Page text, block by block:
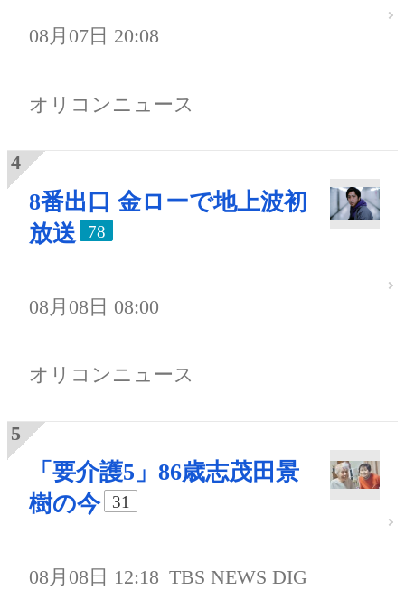
08月07日 20:08
オリコンニュース
8番出口 金ローで地上波初
放送
78
08月08日 08:00
オリコンニュース
「要介護5」86歳志茂田景
樹の今
31
08月08日 12:18 TBS NEWS DIG